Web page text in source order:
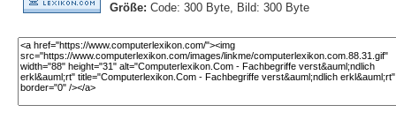
Größe: Code: 300 Byte, Bild: 300 Byte